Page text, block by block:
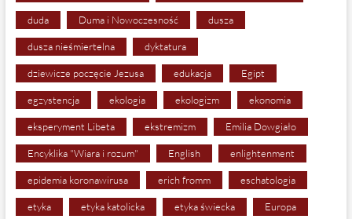
duda Duma i Nowoczesność dusza
dusza nieśmiertelna dyktatura
dziewicze poczęcie Jezusa edukacja Egipt
egzystencja ekologia ekologizm ekonomia
eksperyment Libeta ekstremizm Emilia Dowgiało
Encyklika "Wiara i rozum" English enlightenment
epidemia koronawirusa erich fromm eschatologia
etyka etyka katolicka etyka świecka Europa